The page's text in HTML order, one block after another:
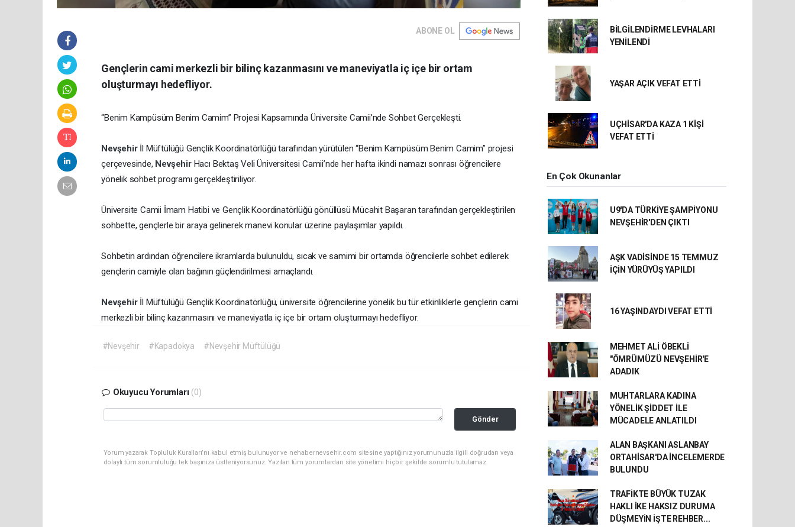
ABONE OL
Gençlerin cami merkezli bir bilinç kazanmasını ve maneviyatla iç içe bir ortam
oluşturmayı hedefliyor.
“Benim Kampüsüm Benim Camim” Projesi Kapsamında Üniversite Camii’nde Sohbet Gerçekleşti.
Nevşehir İl Müftülüğü Gençlik Koordinatörlüğü tarafından yürütülen “Benim Kampüsüm Benim Camim” projesi
çerçevesinde, Nevşehir Hacı Bektaş Veli Üniversitesi Camii’nde her hafta ikindi namazı sonrası öğrencilere
yönelik sohbet programı gerçekleştiriliyor.
Üniversite Camii İmam Hatibi ve Gençlik Koordinatörlüğü gönüllüsü Mücahit Başaran tarafından gerçekleştirilen
sohbette, gençlerle bir araya gelinerek manevi konular üzerine paylaşımlar yapıldı.
Sohbetin ardından öğrencilere ikramlarda bulunuldu, sıcak ve samimi bir ortamda öğrencilerle sohbet edilerek
gençlerin camiyle olan bağının güçlendirilmesi amaçlandı.
Nevşehir İl Müftülüğü Gençlik Koordinatörlüğü, üniversite öğrencilerine yönelik bu tür etkinliklerle gençlerin cami
merkezli bir bilinç kazanmasını ve maneviyatla iç içe bir ortam oluşturmayı hedefliyor.
#Nevşehir #Kapadokya #Nevşehir Müftülüğü
Okuyucu Yorumları (0)
Gönder
Yorum yazarak Topluluk Kuralları’nı kabul etmiş bulunuyor ve nehabernevsehir.com sitesine yaptığınız yorumunuzla ilgili doğrudan veya
dolaylı tüm sorumluluğu tek başınıza üstleniyorsunuz. Yazılan tüm yorumlardan site yönetimi hiçbir şekilde sorumlu tutulamaz.
BİLGİLENDİRME LEVHALARI
YENİLENDİ
YAŞAR AÇIK VEFAT ETTİ
UÇHİSAR'DA KAZA 1 KİŞİ
VEFAT ETTİ
En Çok Okunanlar
U9'DA TÜRKİYE ŞAMPİYONU
NEVŞEHİR'DEN ÇIKTI
AŞK VADİSİNDE 15 TEMMUZ
İÇİN YÜRÜYÜŞ YAPILDI
16 YAŞINDAYDI VEFAT ETTİ
MEHMET ALİ ÖBEKLİ
"ÖMRÜMÜZÜ NEVŞEHİR'E
ADADIK
MUHTARLARA KADINA
YÖNELİK ŞİDDET İLE
MÜCADELE ANLATILDI
ALAN BAŞKANI ASLANBAY
ORTAHİSAR'DA İNCELEMERDE
BULUNDU
TRAFİKTE BÜYÜK TUZAK
HAKLI İKE HAKSIZ DURUMA
DÜŞMEYİN İŞTE REHBER...